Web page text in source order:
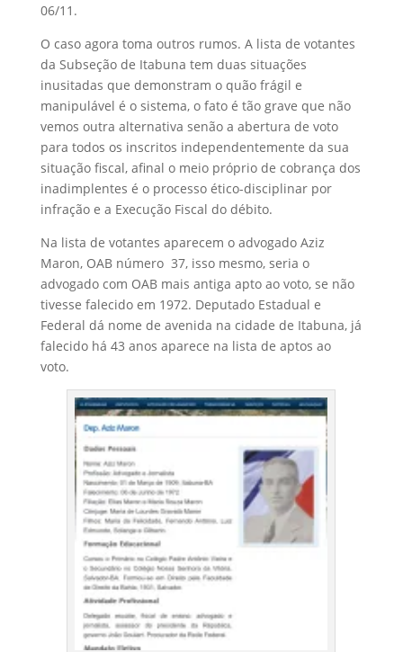
06/11.
O caso agora toma outros rumos. A lista de votantes
da Subseção de Itabuna tem duas situações
inusitadas que demonstram o quão frágil e
manipulável é o sistema, o fato é tão grave que não
vemos outra alternativa senão a abertura de voto
para todos os inscritos independentemente da sua
situação fiscal, afinal o meio próprio de cobrança dos
inadimplentes é o processo ético-disciplinar por
infração e a Execução Fiscal do débito.
Na lista de votantes aparecem o advogado Aziz
Maron, OAB número 37, isso mesmo, seria o
advogado com OAB mais antiga apto ao voto, se não
tivesse falecido em 1972. Deputado Estadual e
Federal dá nome de avenida na cidade de Itabuna, já
falecido há 43 anos aparece na lista de aptos ao
voto.